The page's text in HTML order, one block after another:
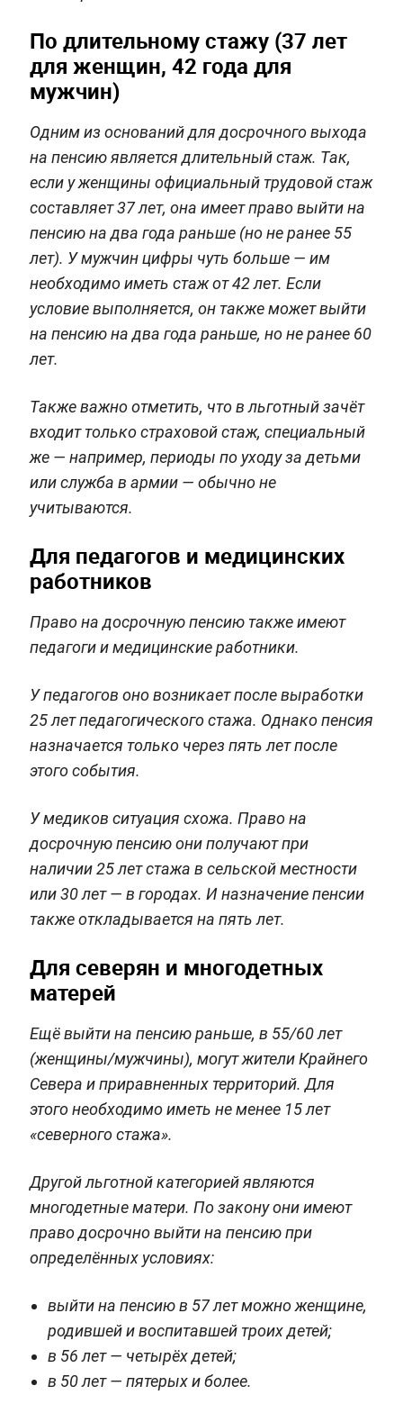
По длительному стажу (37 лет
для женщин, 42 года для
мужчин)
Одним из оснований для досрочного выхода
на пенсию является длительный стаж. Так,
если у женщины официальный трудовой стаж
составляет 37 лет, она имеет право выйти на
пенсию на два года раньше (но не ранее 55
лет). У мужчин цифры чуть больше — им
необходимо иметь стаж от 42 лет. Если
условие выполняется, он также может выйти
на пенсию на два года раньше, но не ранее 60
лет.
Также важно отметить, что в льготный зачёт
входит только страховой стаж, специальный
же — например, периоды по уходу за детьми
или служба в армии — обычно не
учитываются.
Для педагогов и медицинских
работников
Право на досрочную пенсию также имеют
педагоги и медицинские работники.
У педагогов оно возникает после выработки
25 лет педагогического стажа. Однако пенсия
назначается только через пять лет после
этого события.
У медиков ситуация схожа. Право на
досрочную пенсию они получают при
наличии 25 лет стажа в сельской местности
или 30 лет — в городах. И назначение пенсии
также откладывается на пять лет.
Для северян и многодетных
матерей
Ещё выйти на пенсию раньше, в 55/60 лет
(женщины/мужчины), могут жители Крайнего
Севера и приравненных территорий. Для
этого необходимо иметь не менее 15 лет
«северного стажа».
Другой льготной категорией являются
многодетные матери. По закону они имеют
право досрочно выйти на пенсию при
определённых условиях:
выйти на пенсию в 57 лет можно женщине,
родившей и воспитавшей троих детей;
в 56 лет — четырёх детей;
в 50 лет — пятерых и более.